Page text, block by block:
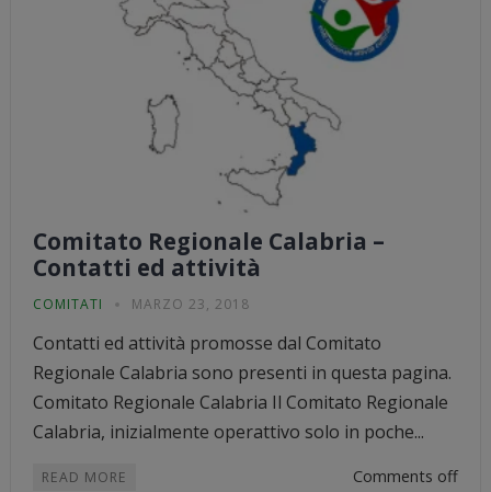
Comitato Regionale Calabria –
Contatti ed attività
COMITATI MARZO 23, 2018
Contatti ed attività promosse dal Comitato
Regionale Calabria sono presenti in questa pagina.
Comitato Regionale Calabria Il Comitato Regionale
Calabria, inizialmente operattivo solo in poche...
READ MORE Comments off